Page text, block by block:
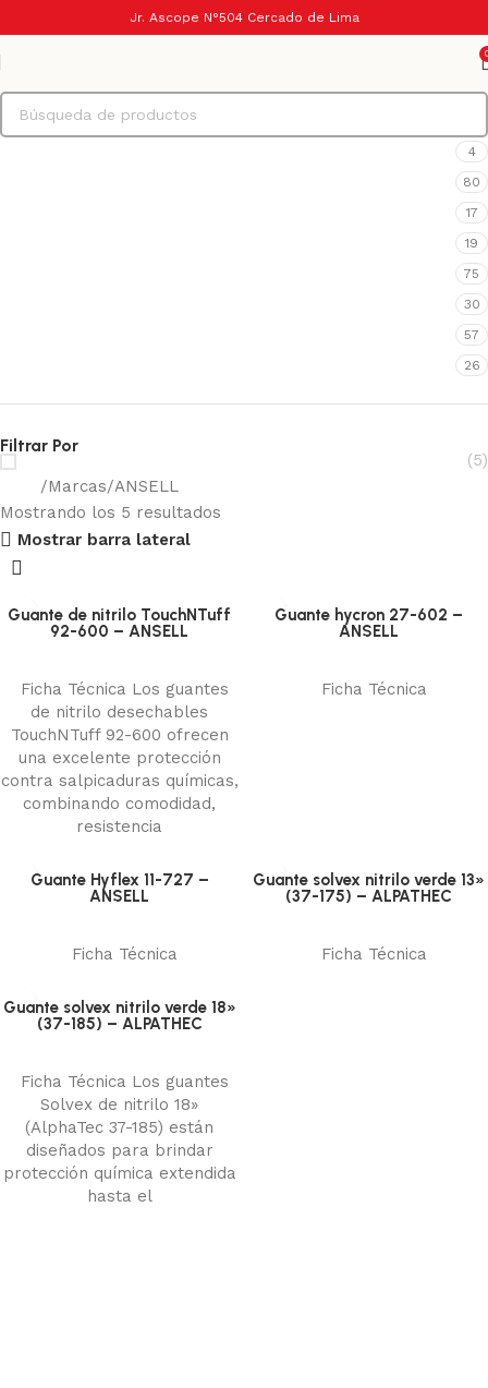
Jr. Ascope N°504 Cercado de Lima
Absorbentes y otros
26
32
Protección auditiva
4
80
17
19
75
30
57
26
Filtrar Por
(5)
Marcas ANSELL
Mostrando los 5 resultados
Mostrar barra lateral
Guante de nitrilo TouchNTuff
92-600 – ANSELL
Protección manual
Ficha Técnica Los guantes
de nitrilo desechables
TouchNTuff 92-600 ofrecen
una excelente protección
contra salpicaduras químicas,
combinando comodidad,
resistencia
Guante hycron 27-602 –
ANSELL
Protección manual
Ficha Técnica
Guante Hyflex 11-727 –
ANSELL
Protección manual
Ficha Técnica
Guante solvex nitrilo verde 13»
(37-175) – ALPATHEC
Protección manual
Ficha Técnica
Guante solvex nitrilo verde 18»
(37-185) – ALPATHEC
Protección manual
Ficha Técnica Los guantes
Solvex de nitrilo 18»
(AlphaTec 37-185) están
diseñados para brindar
protección química extendida
hasta el